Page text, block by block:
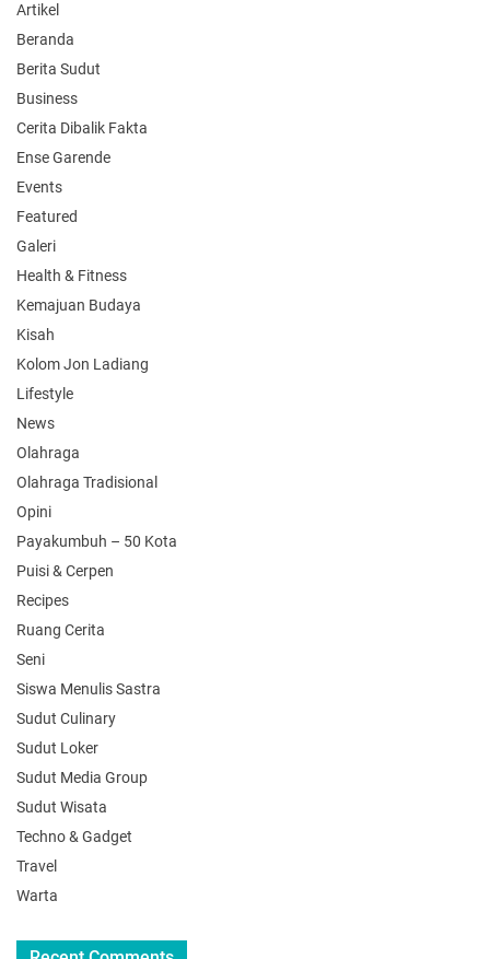
Artikel
Beranda
Berita Sudut
Business
Cerita Dibalik Fakta
Ense Garende
Events
Featured
Galeri
Health & Fitness
Kemajuan Budaya
Kisah
Kolom Jon Ladiang
Lifestyle
News
Olahraga
Olahraga Tradisional
Opini
Payakumbuh – 50 Kota
Puisi & Cerpen
Recipes
Ruang Cerita
Seni
Siswa Menulis Sastra
Sudut Culinary
Sudut Loker
Sudut Media Group
Sudut Wisata
Techno & Gadget
Travel
Warta